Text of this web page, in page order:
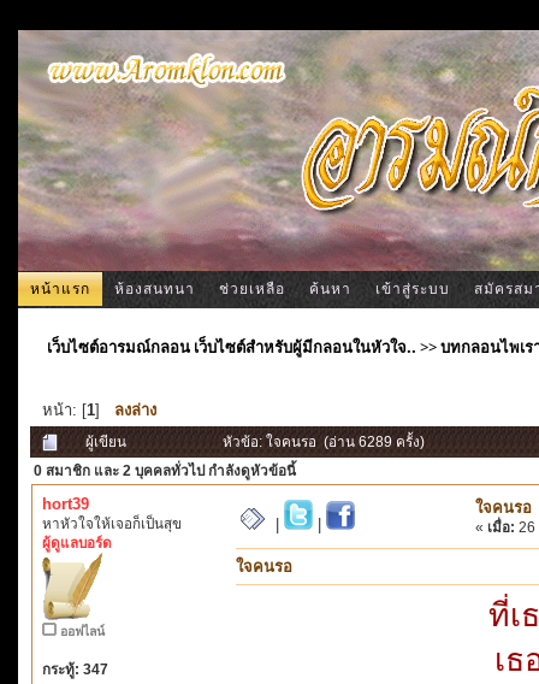
หน้าแรก ห้องสนทนา ช่วยเหลือ ค้นหา เข้าสู่ระบบ สมัครสม
เว็บไซต์อารมณ์กลอน เว็บไซต์สำหรับผู้มีกลอนในหัวใจ.. >>บทกลอนไพเร
หน้า: [1] ลงล่าง
ผู้เขียน
หัวข้อ: ใจคนรอ (อ่าน 6289 ครั้ง)
0 สมาชิก และ 2 บุคคลทั่วไป กำลังดูหัวข้อนี้
hort39
หาหัวใจให้เจอก็เป็นสุข
ผู้ดูแลบอร์ด
ออฟไลน์
กระทู้: 347
ใจคนรอ
« เมื่อ: 26
ใจคนรอ
ที่เ
เ